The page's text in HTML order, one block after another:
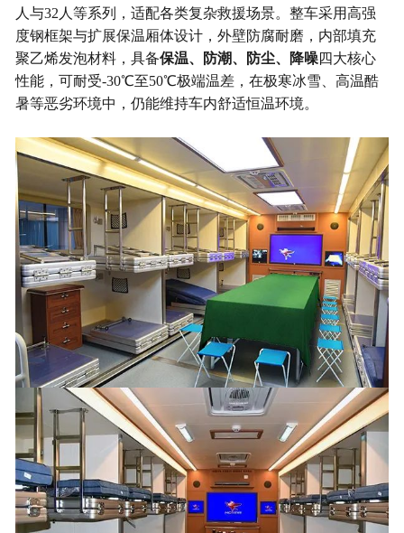
人与32人等系列，适配各类复杂救援场景。整车采用高强
度钢框架与扩展保温厢体设计，外壁防腐耐磨，内部填充
聚乙烯发泡材料，具备保温、防潮、防尘、降噪四大核心
性能，可耐受-30℃至50℃极端温差，在极寒冰雪、高温酷
暑等恶劣环境中，仍能维持车内舒适恒温环境。